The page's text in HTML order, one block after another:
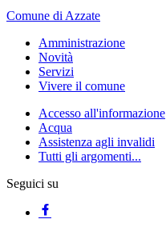
Comune di Azzate
Amministrazione
Novità
Servizi
Vivere il comune
Accesso all'informazione
Acqua
Assistenza agli invalidi
Tutti gli argomenti...
Seguici su